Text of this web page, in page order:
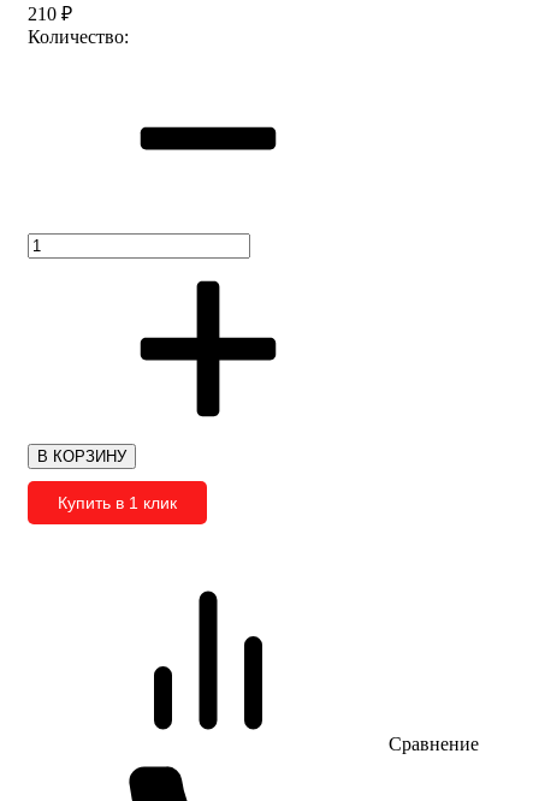
210 ₽
Количество:
В КОРЗИНУ
Купить в 1 клик
Сравнение